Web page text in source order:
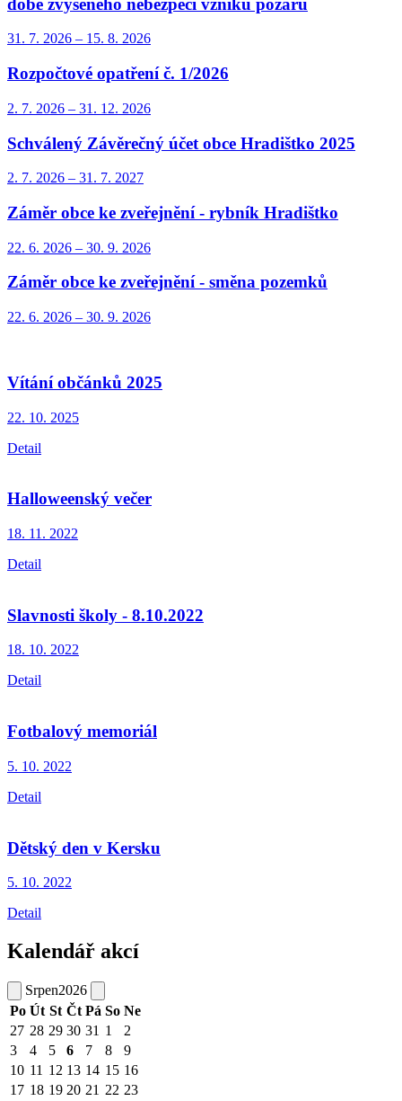
31. 7. 2026 – 15. 8. 2026
Rozpočtové opatření č. 1/2026
2. 7. 2026 – 31. 12. 2026
Schválený Závěrečný účet obce Hradištko 2025
2. 7. 2026 – 31. 7. 2027
Záměr obce ke zveřejnění - rybník Hradištko
22. 6. 2026 – 30. 9. 2026
Záměr obce ke zveřejnění - směna pozemků
22. 6. 2026 – 30. 9. 2026
Vítání občánků 2025
22. 10. 2025
Detail
Halloweenský večer
18. 11. 2022
Detail
Slavnosti školy - 8.10.2022
18. 10. 2022
Detail
Fotbalový memoriál
5. 10. 2022
Detail
Dětský den v Kersku
5. 10. 2022
Detail
Kalendář akcí
Srpen2026
Po Út St Čt Pá So Ne
27 28 29 30 31 1
2
3
4 5 6 7 8
9
10 11 12 13 14 15 16
17 18 19 20 21 22 23